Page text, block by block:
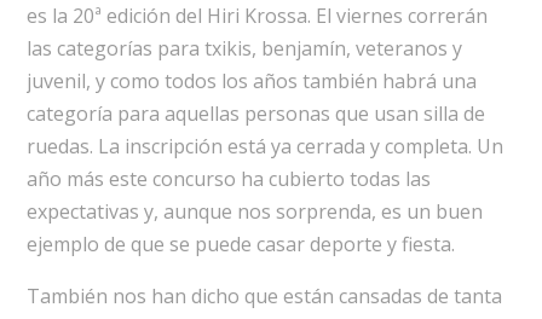
es la 20ª edición del Hiri Krossa. El viernes correrán
las categorías para txikis, benjamín, veteranos y
juvenil, y como todos los años también habrá una
categoría para aquellas personas que usan silla de
ruedas. La inscripción está ya cerrada y completa. Un
año más este concurso ha cubierto todas las
expectativas y, aunque nos sorprenda, es un buen
ejemplo de que se puede casar deporte y fiesta.
También nos han dicho que están cansadas de tanta